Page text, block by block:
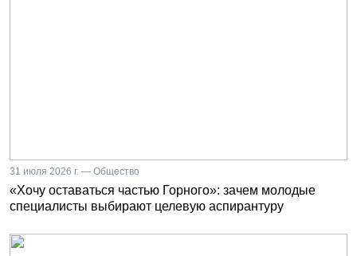
31 июля 2026 г. — Общество
«Хочу оставаться частью Горного»: зачем молодые
специалисты выбирают целевую аспирантуру